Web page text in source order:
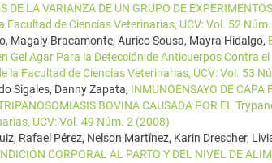
DE LA VARIANZA DE UN GRUPO DE
Facultad de Ciencias Veterinarias, UCV: Vol. 52
Magaly Bracamonte, Aurico Sousa, Mayra Hidalgo,
Gel Agar Para la Detección de Anticuerpos Contra
la Facultad de Ciencias Veterinarias, UCV: Vol. 53
Sigales, Danny Zapata, INMUNOENSAYO DE CAPA
BOVINA CAUSADA POR EL
UCV: Vol. 49 Núm. 2 (2008)
Rafael Pérez, Nelson Martínez, Karin Drescher,
CORPORAL AL PARTO Y DEL NIVEL DE